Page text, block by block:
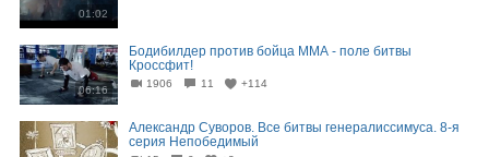
01:02
06:16
Бодибилдер против бойца ММА - поле битвы
Кроссфит!
1906 11 +114
Александр Суворов. Все битвы генералиссимуса. 8-я
серия Непобедимый